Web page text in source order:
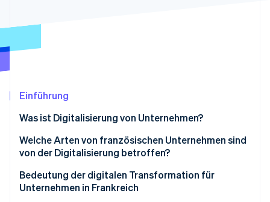
Stripe-Sessions 2026
Erfahren Sie, wie Stripe Lösungen für
Einführung
Was ist Digitalisierung von Unternehmen?
Welche Arten von französischen Unternehmen sind
von der Digitalisierung betroffen?
Bedeutung der digitalen Transformation für
Unternehmen in Frankreich